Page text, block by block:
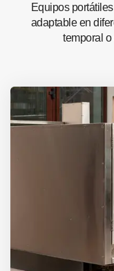
Equipos
adaptable en
temporal